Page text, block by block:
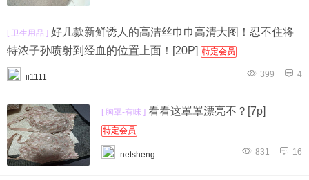
[ 卫生用品 ]
特浓子孙喷射到经血的位置上面！[20P] 特定会员
ii1111 399 4
[ 胸罩-有味 ] 看看这罩罩漂亮不？[7p]
特定会员
netsheng 831 16